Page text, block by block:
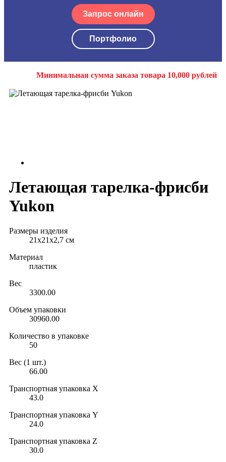
Запрос онлайн
Портфолио
Минимальная сумма заказа товара 10,000 рублей
Летающая тарелка-фрисби
Yukon
Размеры изделия
21х21x2,7 см
Материал
пластик
Вес
3300.00
Объем упаковки
30960.00
Количество в упаковке
50
Вес (1 шт.)
66.00
Транспортная упаковка X
43.0
Транспортная упаковка Y
24.0
Транспортная упаковка Z
30.0